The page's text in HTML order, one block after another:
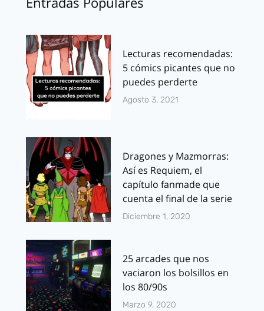
Lecturas recomendadas:
5 cómics picantes que no
puedes perderte
Agosto 3, 2021
Dragones y Mazmorras:
Así es Requiem, el
capítulo fanmade que
cuenta el final de la serie
Diciembre 1, 2020
25 arcades que nos
vaciaron los bolsillos en
los 80/90s
Marzo 9, 2020